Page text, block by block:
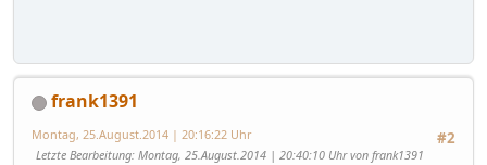
frank1391
#2
Montag, 25.August.2014 | 20:16:22 Uhr
Letzte Bearbeitung: Montag, 25.August.2014 | 20:40:10 Uhr von frank1391